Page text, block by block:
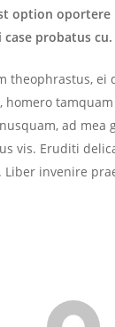
option
probatus cu.
theophrastus, ei
homero
ad mea
vis. Eruditi
invenire